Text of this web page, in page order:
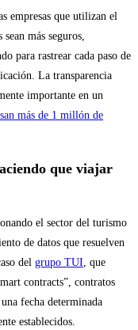
empresas que utilizan el
más seguros,
para rastrear cada paso de
La transparencia
importante en un
más de 1 millón de
que viajar
el sector del turismo
de datos que resuelven
del grupo TUI , que
contracts”, contratos
fecha determinada
establecidos.